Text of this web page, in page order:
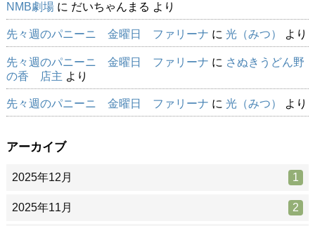
NMB劇場に だいちゃんまる より
先々週のパニーニ 金曜日 ファリーナ に 光（みつ） より
先々週のパニーニ 金曜日 ファリーナ に さぬきうどん野
の香 店主 より
先々週のパニーニ 金曜日 ファリーナ に 光（みつ） より
アーカイブ
2025年12月 1
2025年11月 2